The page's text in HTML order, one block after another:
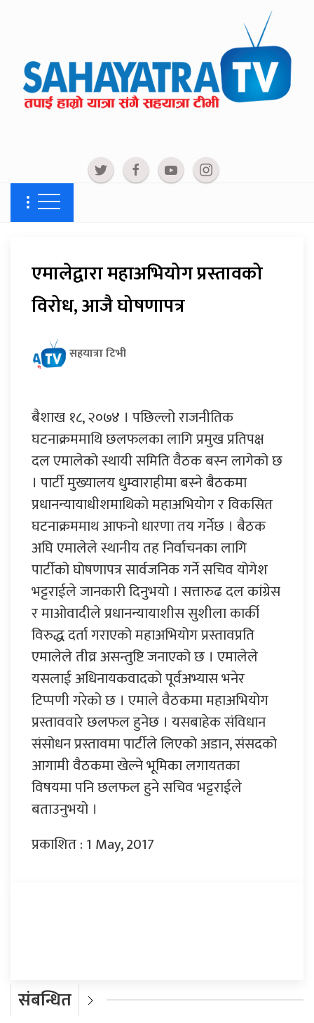
एमालेद्वारा महाअभियोग प्रस्तावको
विरोध, आजै घोषणापत्र
सहयात्रा टिभी
बैशाख १८, २०७४ । पछिल्लो राजनीतिक
घटनाक्रममाथि छलफलका लागि प्रमुख प्रतिपक्ष
दल एमालेको स्थायी समिति वैठक बस्न लागेको छ
। पार्टी मुख्यालय धुम्वाराहीमा बस्ने बैठकमा
प्रधानन्यायाधीशमाथिको महाअभियोग र विकसित
घटनाक्रममाथ आफनो धारणा तय गर्नेछ । बैठक
अघि एमालेले स्थानीय तह निर्वाचनका लागि
पार्टीको घोषणापत्र सार्वजनिक गर्ने सचिव योगेश
भट्टराईले जानकारी दिनुभयो । सत्तारुढ दल कांग्रेस
र माओवादीले प्रधानन्यायाशीस सुशीला कार्की
विरुद्ध दर्ता गराएको महाअभियोग प्रस्तावप्रति
एमालेले तीव्र असन्तुष्टि जनाएको छ । एमालेले
यसलाई अधिनायकवादको पूर्वअभ्यास भनेर
टिप्पणी गरेको छ । एमाले वैठकमा महाअभियोग
प्रस्ताववारे छलफल हुनेछ । यसबाहेक संविधान
संसोधन प्रस्तावमा पार्टीले लिएको अडान, संसदको
आगामी वैठकमा खेल्ने भूमिका लगायतका
विषयमा पनि छलफल हुने सचिव भट्टराईले
बताउनुभयो ।
प्रकाशित : 1 May, 2017
संबन्धित